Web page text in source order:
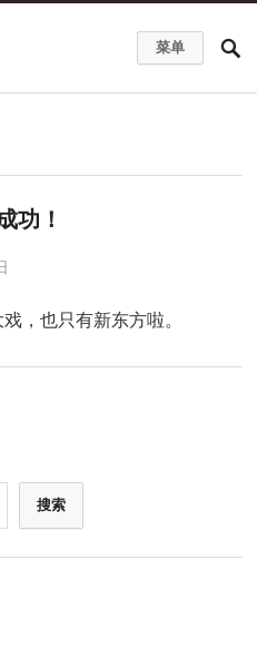
菜单
功！
，也只有新东方啦。
搜索